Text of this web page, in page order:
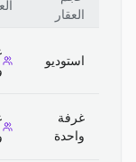
العقار
استوديو
غرفة
واحدة